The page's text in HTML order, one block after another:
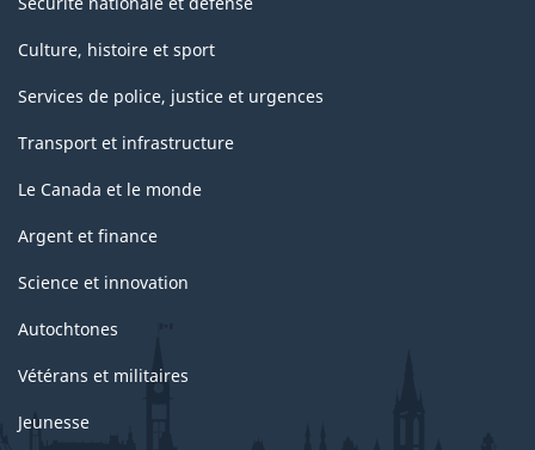
Culture, histoire et sport
Services de police, justice et urgences
Transport et infrastructure
Le Canada et le monde
Argent et finance
Science et innovation
Autochtones
Vétérans et militaires
Jeunesse